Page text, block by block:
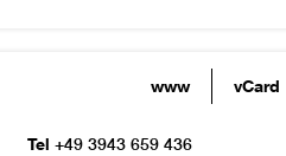
Tel +49 3943 659 436
vCard
www